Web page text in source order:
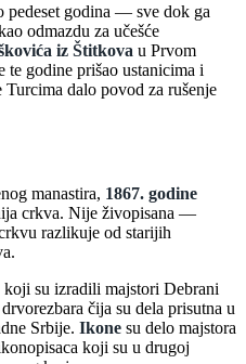
pedeset godina — sve dok ga
odmazdu za učešće
iz Štitkova u Prvom
godine prišao ustanicima i
dalo povod za rušenje
manastira, 1867. godine
crkva. Nije živopisana —
razlikuje od starijih
koji su izradili majstori Debrani
čija su dela prisutna u
Srbije. Ikone su delo majstora
koji su u drugoj